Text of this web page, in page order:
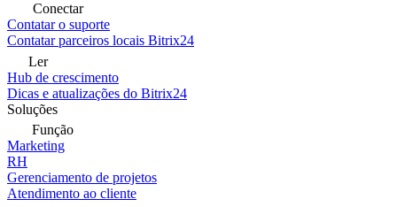
Conectar
Contatar o suporte
Contatar parceiros locais Bitrix24
Ler
Hub de crescimento
Dicas e atualizações do Bitrix24
Soluções
Função
Marketing
RH
Gerenciamento de projetos
Atendimento ao cliente